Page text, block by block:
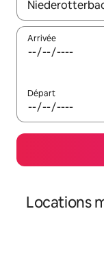
Lorsque les
Arrivée
Départ
Locations